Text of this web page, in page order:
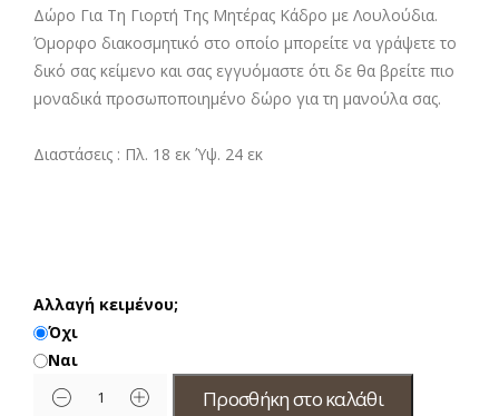
Δώρο Για Τη Γιορτή Της Μητέρας Κάδρο με Λουλούδια.
Όμορφο διακοσμητικό στο οποίο μπορείτε να γράψετε το
δικό σας κείμενο και σας εγγυόμαστε ότι δε θα βρείτε πιο
μοναδικά προσωποποιημένο δώρο για τη μανούλα σας.
Διαστάσεις : Πλ. 18 εκ Ύψ. 24 εκ
Αλλαγή κειμένου;
Όχι
Ναι
Προσθήκη στο καλάθι